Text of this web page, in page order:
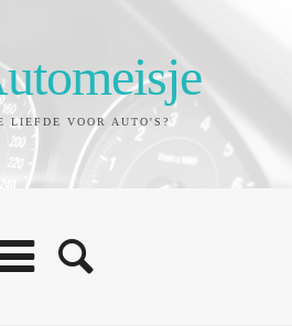
LIEFDE VOOR AUTO'S?